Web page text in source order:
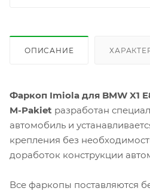
ОПИСАНИЕ
Фаркоп Imiola для BMW X1
M-Pakiet разработан
автомобиль и
крепления без
доработок конструкции
Все фаркопы поставляются